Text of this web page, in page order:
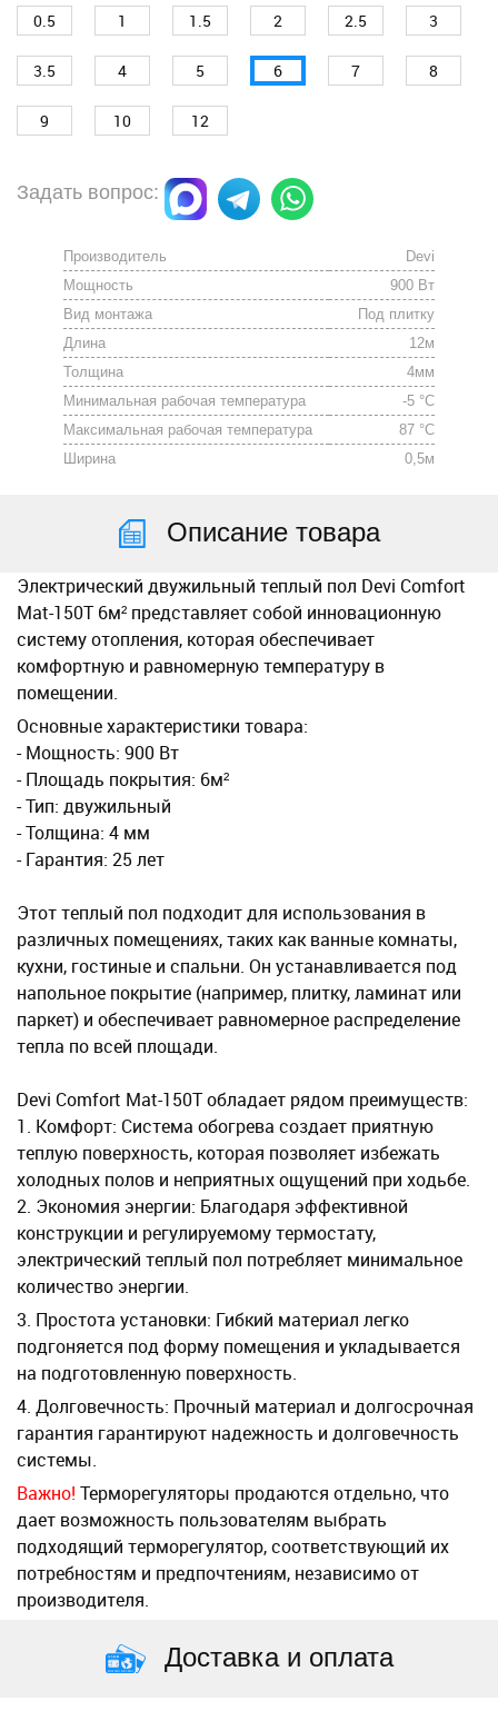
0.5 1 1.5 2 2.5 3
3.5 4 5 6 7 8
9 10 12
Задать вопрос:
Производитель
Devi
Мощность
900 Вт
Вид монтажа
Под плитку
Длина
12м
Толщина
4мм
Минимальная рабочая температура
-5 °C
Максимальная рабочая температура
87 °C
Ширина
0,5м
Описание товара
Электрический двужильный теплый пол Devi Comfort
Mat-150T 6м² представляет собой инновационную
систему отопления, которая обеспечивает
комфортную и равномерную температуру в
помещении.
Основные характеристики товара:
- Мощность: 900 Вт
- Площадь покрытия: 6м²
- Тип: двужильный
- Толщина: 4 мм
- Гарантия: 25 лет
Этот теплый пол подходит для использования в
различных помещениях, таких как ванные комнаты,
кухни, гостиные и спальни. Он устанавливается под
напольное покрытие (например, плитку, ламинат или
паркет) и обеспечивает равномерное распределение
тепла по всей площади.
Devi Comfort Mat-150T обладает рядом преимуществ:
1. Комфорт: Система обогрева создает приятную
теплую поверхность, которая позволяет избежать
холодных полов и неприятных ощущений при ходьбе.
2. Экономия энергии: Благодаря эффективной
конструкции и регулируемому термостату,
электрический теплый пол потребляет минимальное
количество энергии.
3. Простота установки: Гибкий материал легко
подгоняется под форму помещения и укладывается
на подготовленную поверхность.
4. Долговечность: Прочный материал и долгосрочная
гарантия гарантируют надежность и долговечность
системы.
Важно! Терморегуляторы продаются отдельно, что
дает возможность пользователям выбрать
подходящий терморегулятор, соответствующий их
потребностям и предпочтениям, независимо от
производителя.
Доставка и оплата